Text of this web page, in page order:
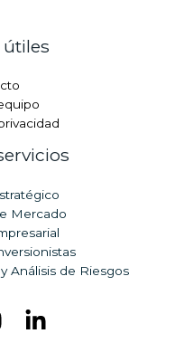
útiles
Mercado
Análisis de Riesgos